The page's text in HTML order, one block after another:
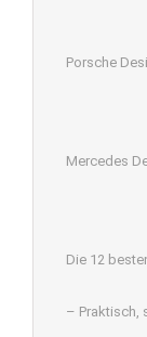
Porsche
Mercedes
Die 12
– Praktisch,